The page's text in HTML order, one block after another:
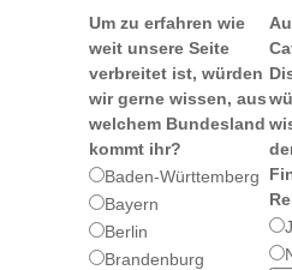
Um zu erfahren wie
weit unsere Seite
verbreitet ist, würden
wir gerne wissen, aus
welchem Bundesland
kommt ihr?
Baden-Württemberg
Bayern
Berlin
Brandenburg